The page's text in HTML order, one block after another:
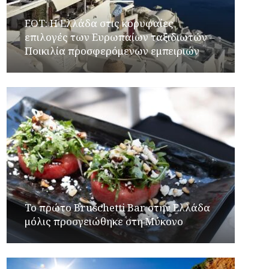
ΕΟΤ: Η Ελλάδα στις κορυφαίες
επιλογές των Ευρωπαίων ταξιδιωτών –
Ποικιλία προσφερόμενων εμπειριών
Το πρώτο Bruschetti Bar στην Ελλάδα
μόλις προσγειώθηκε στη Μύκονο